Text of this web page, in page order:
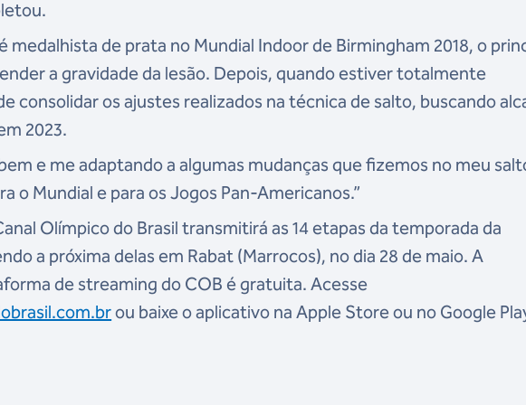
medalhista de prata no Mundial Indoor de Birmingham 2018, o
a gravidade da lesão. Depois, quando estiver totalmente
consolidar os ajustes realizados na técnica de salto, buscando
2023.
e me adaptando a algumas mudanças que fizemos no meu
o Mundial e para os Jogos Pan-Americanos.”
Olímpico do Brasil transmitirá as 14 etapas da temporada da
a próxima delas em Rabat (Marrocos), no dia 28 de maio. A
de streaming do COB é gratuita. Acesse
ou baixe o aplicativo na Apple Store ou no Google